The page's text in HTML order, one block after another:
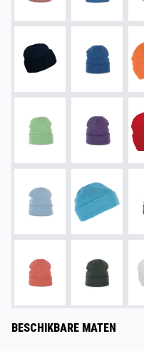
BESCHIKBARE MATEN